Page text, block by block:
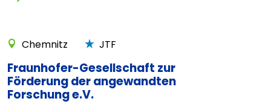
Chemnitz JTF
Fraunhofer-Gesellschaft zur
Förderung der angewandten
Forschung e.V.